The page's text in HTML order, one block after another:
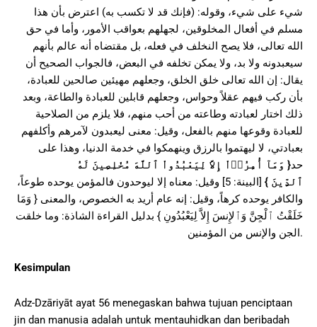
شيء على شيء، وقوله: (فإنك قد لا تكسب به) اعترض بأن هذا
مسلم في أفعال المخلوقين، لجهلهم بعواقب الأمور، وأما في حق
الله تعالى، فلا يصح النخلف في فعله، بل مقتضاه أنه عالم بأنهم
سيعبدونه ولا بد، ولا يمكن تخلفه في البعض، فالجواب الصحيح أن
يقال: إن الله تعالى خلق الخلق، وجعلهم مهيئين صالحين للعبادة،
بأن ركب فيهم عقلاً وحواس، وجعلهم قابلين للعبادة والطاعة، وبعد
ذلك اختار لعبادته وطاعته من أحب منهم، فلا يلزم من الصلاحية
للعبادة وقوعها منهم بالفعل، وقيل: معنى ليعبدون لآمرهم وأكلفهم
بعبادتي، لا ليهتموا بالرزق وينهمكوا في خدمة الدنيا، وهذا على
حد{ وَمَآ أُمِرُوۤاْ إِلاَّ لِيَعْبُدُواْ ٱللَّهَ مُخْلِصِينَ لَهُ
ٱلدِّينَ }
[البينة: 5] وقيل: معناه إلا ليوحدون فالمؤمن يوحده طوعاً،
والكافر يوحده كرهاً، وقيل: إنه عام أريد به الخصوص، والمعنى { وَمَا
خَلَقْتُ ٱلْجِنَّ وَٱلإِنسَ إِلاَّ لِيَعْبُدُونِ } بدليل القراءة الشاذة: وما خلقت
الجن والإنس من المؤمنين.
Kesimpulan
Adz-Dzāriyāt ayat 56 menegaskan bahwa tujuan penciptaan
jin dan manusia adalah untuk mentauhidkan dan beribadah